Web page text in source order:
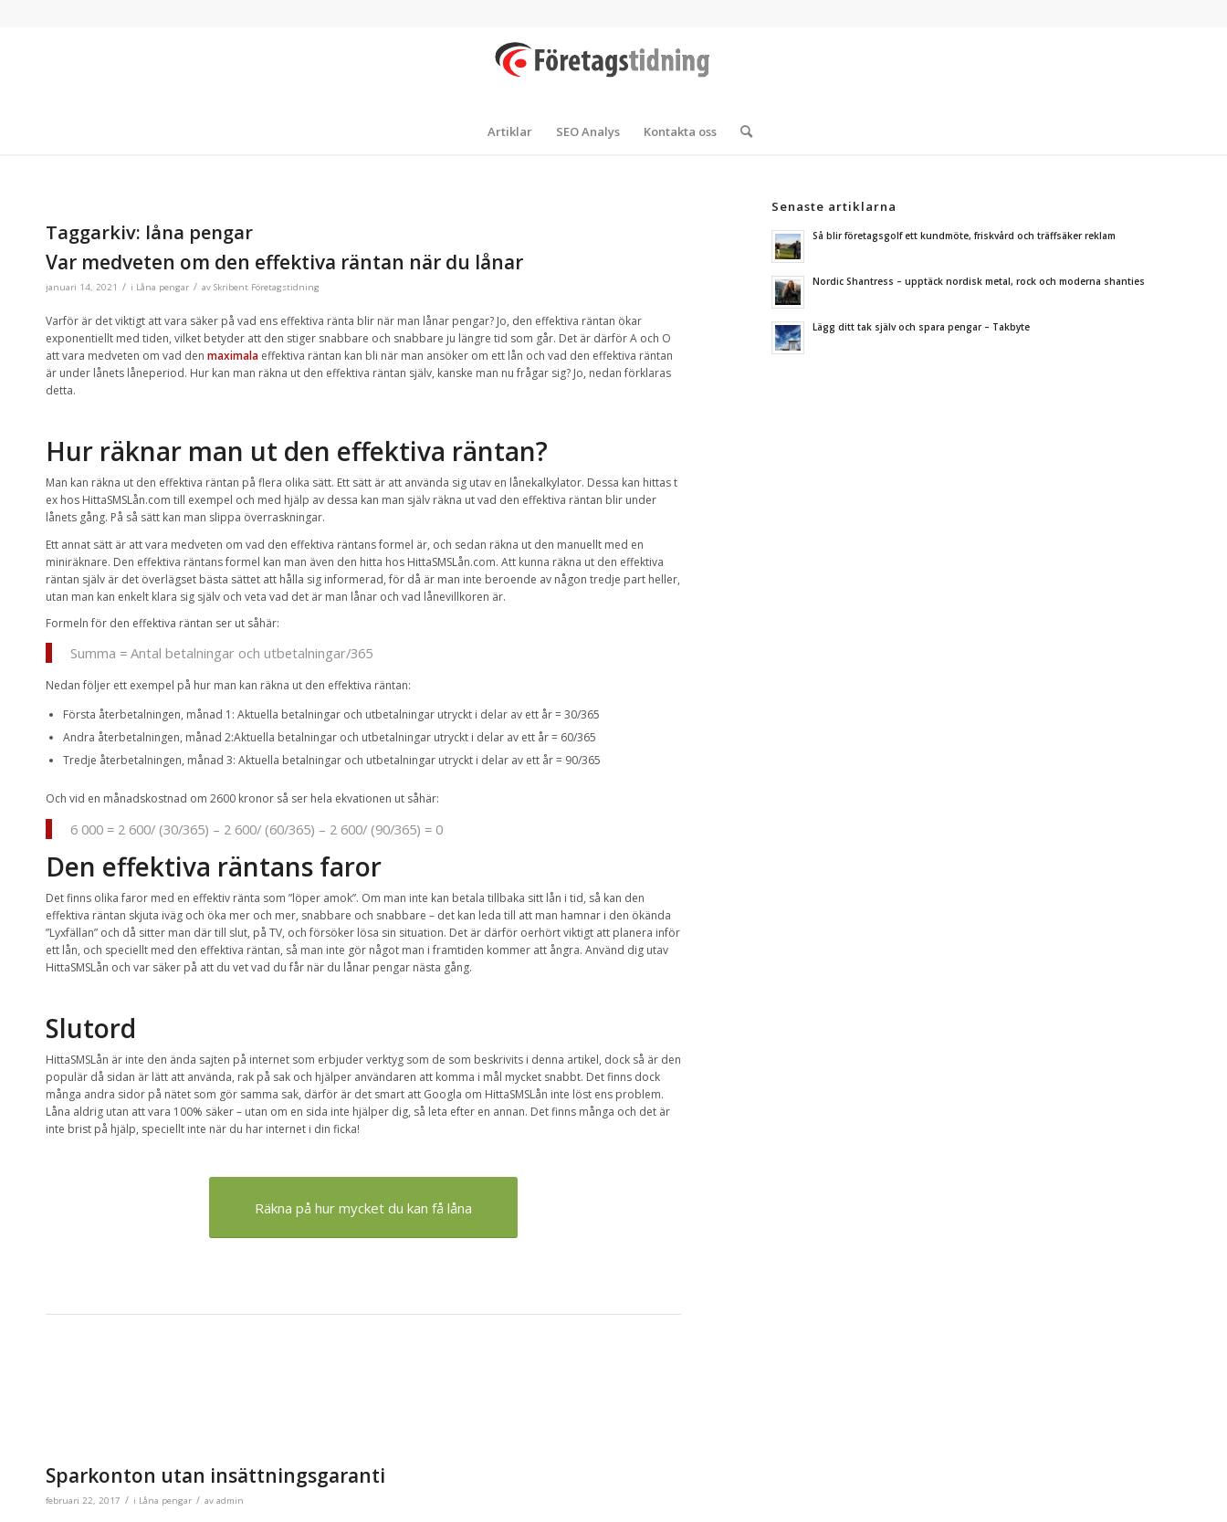
Artiklar SEO Analys Kontakta oss
Taggarkiv: låna pengar
Var medveten om den effektiva räntan när du lånar
januari 14, 2021 / i Låna pengar / av Skribent Företagstidning
Varför är det viktigt att vara säker på vad ens effektiva ränta blir när man lånar pengar? Jo, den effektiva räntan ökar
exponentiellt med tiden, vilket betyder att den stiger snabbare och snabbare ju längre tid som går. Det är därför A och O
att vara medveten om vad den maximala effektiva räntan kan bli när man ansöker om ett lån och vad den effektiva räntan
är under lånets låneperiod. Hur kan man räkna ut den effektiva räntan själv, kanske man nu frågar sig? Jo, nedan förklaras
detta.
Hur räknar man ut den effektiva räntan?
Man kan räkna ut den effektiva räntan på flera olika sätt. Ett sätt är att använda sig utav en lånekalkylator. Dessa kan hittas t
ex hos HittaSMSLån.com till exempel och med hjälp av dessa kan man själv räkna ut vad den effektiva räntan blir under
lånets gång. På så sätt kan man slippa överraskningar.
Ett annat sätt är att vara medveten om vad den effektiva räntans formel är, och sedan räkna ut den manuellt med en
miniräknare. Den effektiva räntans formel kan man även den hitta hos HittaSMSLån.com. Att kunna räkna ut den effektiva
räntan själv är det överlägset bästa sättet att hålla sig informerad, för då är man inte beroende av någon tredje part heller,
utan man kan enkelt klara sig själv och veta vad det är man lånar och vad lånevillkoren är.
Formeln för den effektiva räntan ser ut såhär:
Summa = Antal betalningar och utbetalningar/365
Nedan följer ett exempel på hur man kan räkna ut den effektiva räntan:
Första återbetalningen, månad 1: Aktuella betalningar och utbetalningar utryckt i delar av ett år = 30/365
Andra återbetalningen, månad 2:Aktuella betalningar och utbetalningar utryckt i delar av ett år = 60/365
Tredje återbetalningen, månad 3: Aktuella betalningar och utbetalningar utryckt i delar av ett år = 90/365
Och vid en månadskostnad om 2600 kronor så ser hela ekvationen ut såhär:
6 000 = 2 600/ (30/365) – 2 600/ (60/365) – 2 600/ (90/365) = 0
Den effektiva räntans faror
Det finns olika faror med en effektiv ränta som ”löper amok”. Om man inte kan betala tillbaka sitt lån i tid, så kan den
effektiva räntan skjuta iväg och öka mer och mer, snabbare och snabbare – det kan leda till att man hamnar i den ökända
”Lyxfällan” och då sitter man där till slut, på TV, och försöker lösa sin situation. Det är därför oerhört viktigt att planera inför
ett lån, och speciellt med den effektiva räntan, så man inte gör något man i framtiden kommer att ångra. Använd dig utav
HittaSMSLån och var säker på att du vet vad du får när du lånar pengar nästa gång.
Slutord
HittaSMSLån är inte den ända sajten på internet som erbjuder verktyg som de som beskrivits i denna artikel, dock så är den
populär då sidan är lätt att använda, rak på sak och hjälper användaren att komma i mål mycket snabbt. Det finns dock
många andra sidor på nätet som gör samma sak, därför är det smart att Googla om HittaSMSLån inte löst ens problem.
Låna aldrig utan att vara 100% säker – utan om en sida inte hjälper dig, så leta efter en annan. Det finns många och det är
inte brist på hjälp, speciellt inte när du har internet i din ficka!
Räkna på hur mycket du kan få låna
Sparkonton utan insättningsgaranti
februari 22, 2017 / i Låna pengar / av admin
Senaste artiklarna
Så blir företagsgolf ett kundmöte, friskvård och träffsäker reklam
Nordic Shantress – upptäck nordisk metal, rock och moderna shanties
Lägg ditt tak själv och spara pengar – Takbyte